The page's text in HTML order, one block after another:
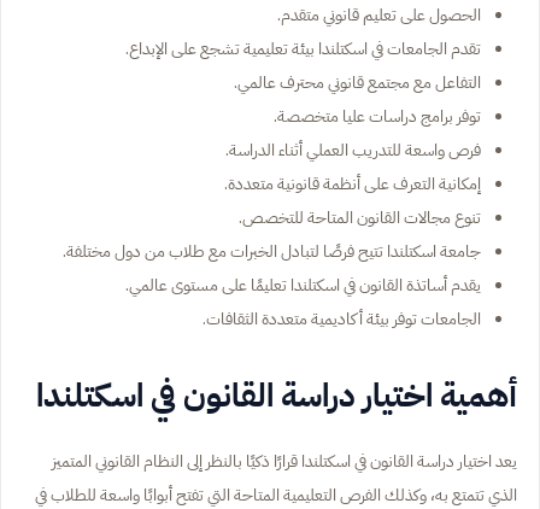
الحصول على تعليم قانوني متقدم.
تقدم الجامعات في اسكتلندا بيئة تعليمية تشجع على الإبداع.
التفاعل مع مجتمع قانوني محترف عالمي.
توفر برامج دراسات عليا متخصصة.
فرص واسعة للتدريب العملي أثناء الدراسة.
إمكانية التعرف على أنظمة قانونية متعددة.
تنوع مجالات القانون المتاحة للتخصص.
جامعة اسكتلندا تتيح فرصًا لتبادل الخبرات مع طلاب من دول مختلفة.
يقدم أساتذة القانون في اسكتلندا تعليمًا على مستوى عالمي.
الجامعات توفر بيئة أكاديمية متعددة الثقافات.
أهمية اختيار دراسة القانون في اسكتلندا
يعد اختيار دراسة القانون في اسكتلندا قرارًا ذكيًا بالنظر إلى النظام القانوني المتميز
الذي تتمتع به، وكذلك الفرص التعليمية المتاحة التي تفتح أبوابًا واسعة للطلاب في